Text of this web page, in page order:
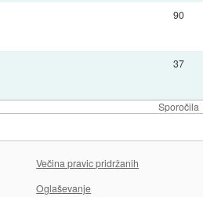
Sporočila
90
37
Večina pravic pridržanih
Oglaševanje